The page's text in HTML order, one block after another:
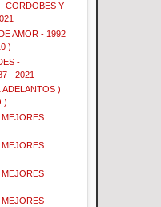
CORDOBES Y
AMOR - 1992
)
-
- 2021
ADELANTOS )
)